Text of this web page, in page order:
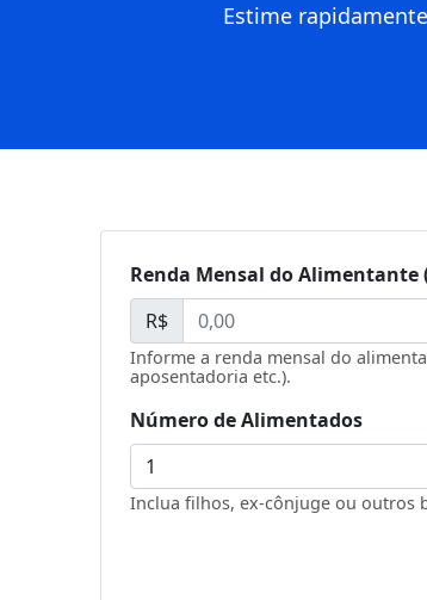
Estime
Renda Mensal do Alimentante
R$
Informe a renda mensal do
aposentadoria etc.).
Número de Alimentados
Inclua filhos, ex-cônjuge ou outros